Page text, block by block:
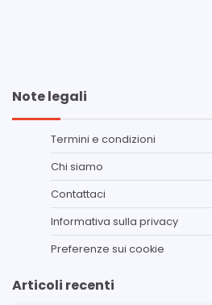
Note legali
Termini e condizioni
Chi siamo
Contattaci
Informativa sulla privacy
Preferenze sui cookie
Articoli recenti